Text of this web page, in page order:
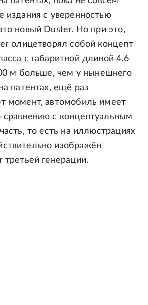
издания с уверенностью
новый Duster. Но при это,
олицетворял собой концепт
с габаритной длиной 4.6
м больше, чем у нынешнего
патентах, ещё раз
момент, автомобиль имеет
сравнению с концептуальным
то есть на иллюстрациях
изображён
третьей генерации.